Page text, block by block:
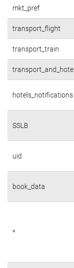
mkt_pref
transport_flight
transport_train
transport_and_hotel
hotels_notifications
SSLB
uid
book_data
*